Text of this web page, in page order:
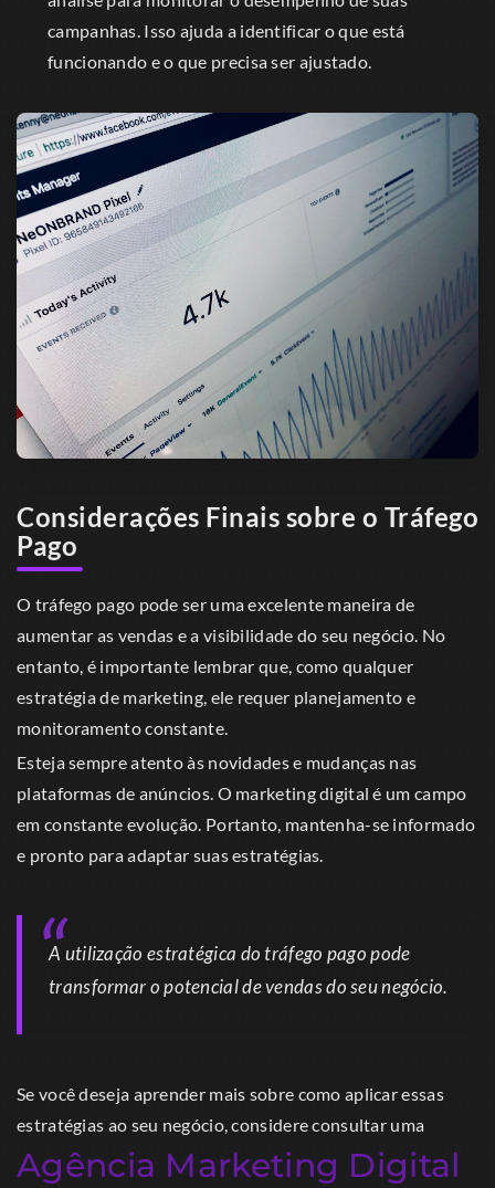
campanhas. Isso ajuda a identificar o que está
funcionando e o que precisa ser ajustado.
Considerações Finais sobre o Tráfego
Pago
O tráfego pago pode ser uma excelente maneira de
aumentar as vendas e a visibilidade do seu negócio. No
entanto, é importante lembrar que, como qualquer
estratégia de marketing, ele requer planejamento e
monitoramento constante.
Esteja sempre atento às novidades e mudanças nas
plataformas de anúncios. O marketing digital é um campo
em constante evolução. Portanto, mantenha-se informado
e pronto para adaptar suas estratégias.
A utilização estratégica do tráfego pago pode
transformar o potencial de vendas do seu negócio.
Se você deseja aprender mais sobre como aplicar essas
estratégias ao seu negócio, considere consultar uma
Agência Marketing Digital